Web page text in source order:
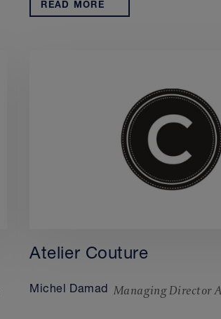
READ MORE
Atelier Couture
Michel Damad Managing Director